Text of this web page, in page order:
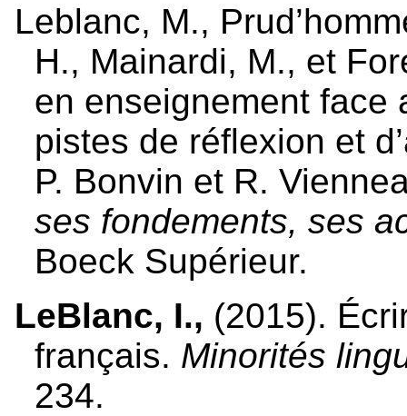
Leblanc, M.,
H., Mainardi, M., et
en enseignement face
pistes de réflexion et
P. Bonvin et R.
ses fondements, ses
Boeck Supérieur.
LeBlanc, I., (2015).
français. Minorités
234.